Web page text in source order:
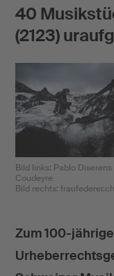
40
(2123)
Bild links: Pablo
Coudeyre
Bild rechts: fraufederer.ch
Zum 100-